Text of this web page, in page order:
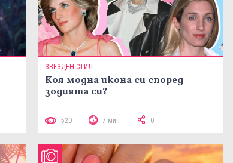
ЗВЕЗДЕН СТИЛ
Коя модна икона си според
зодията си?
520 7 мин 0